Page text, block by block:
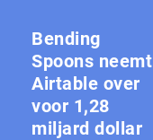
Bending
Spoons neemt
Airtable over
voor 1,28
miljard dollar